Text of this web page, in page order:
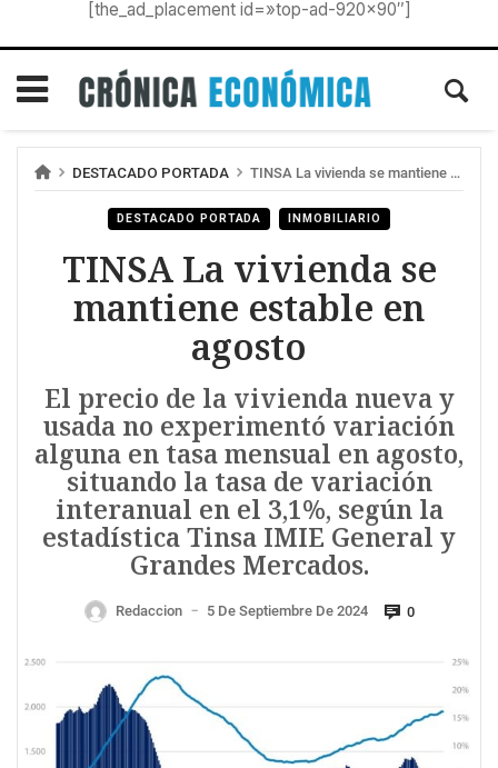
[the_ad_placement id=»top-ad-920×90″]
DESTACADO PORTADA TINSA La vivienda se mantiene estable en agosto
DESTACADO PORTADA INMOBILIARIO
TINSA La vivienda se
mantiene estable en
agosto
El precio de la vivienda nueva y
usada no experimentó variación
alguna en tasa mensual en agosto,
situando la tasa de variación
interanual en el 3,1%, según la
estadística Tinsa IMIE General y
Grandes Mercados.
Redaccion — 5 De Septiembre De 2024 0